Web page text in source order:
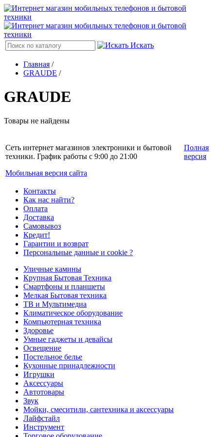
Искать
Главная /
GRAUDE /
GRAUDE
Товары не найдены
Сеть интернет магазинов электроники и бытовой
техники. График работы с 9:00 до 21:00
Мобильная версия сайта
Полная
версия
Контакты
Как нас найти?
Оплата
Доставка
Самовывоз
Кредит!
Гарантии и возврат
Персональные данные и cookie ?
Уличные камины
Крупная Бытовая Техника
Смартфоны и планшеты
Мелкая Бытовая техника
ТВ и Мультимедиа
Климатическое оборудование
Компьютерная техника
Здоровье
Умные гаджеты и девайсы
Освещение
Постельное белье
Кухонные принадлежности
Игрушки
Аксессуары
Автотовары
Звук
Мойки, смеситили, сантехника и аксессуары
Лайфстайл
Инструмент